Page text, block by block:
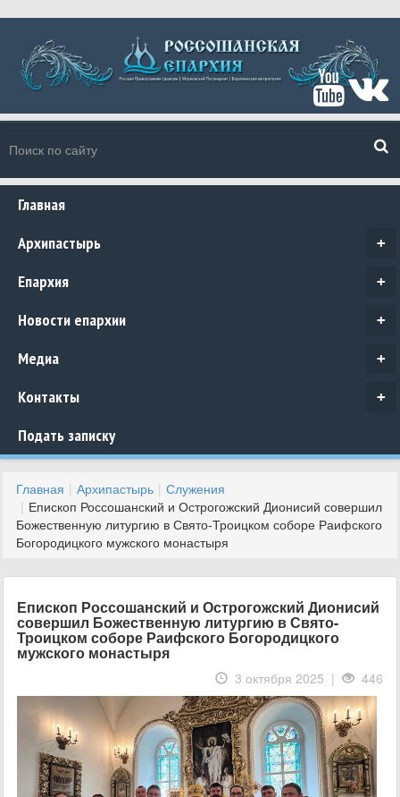
Главная
+
Архипастырь
+
Епархия
+
Новости епархии
+
Медиа
+
Контакты
Подать записку
Главная Архипастырь
Служения
Епископ Россошанский и Острогожский Дионисий совершил
Божественную литургию в Свято-Троицком соборе Раифского
Богородицкого мужского монастыря
Епископ Россошанский и Острогожский Дионисий
совершил Божественную литургию в Свято-
Троицком соборе Раифского Богородицкого
мужского монастыря
3 октября 2025 | 446